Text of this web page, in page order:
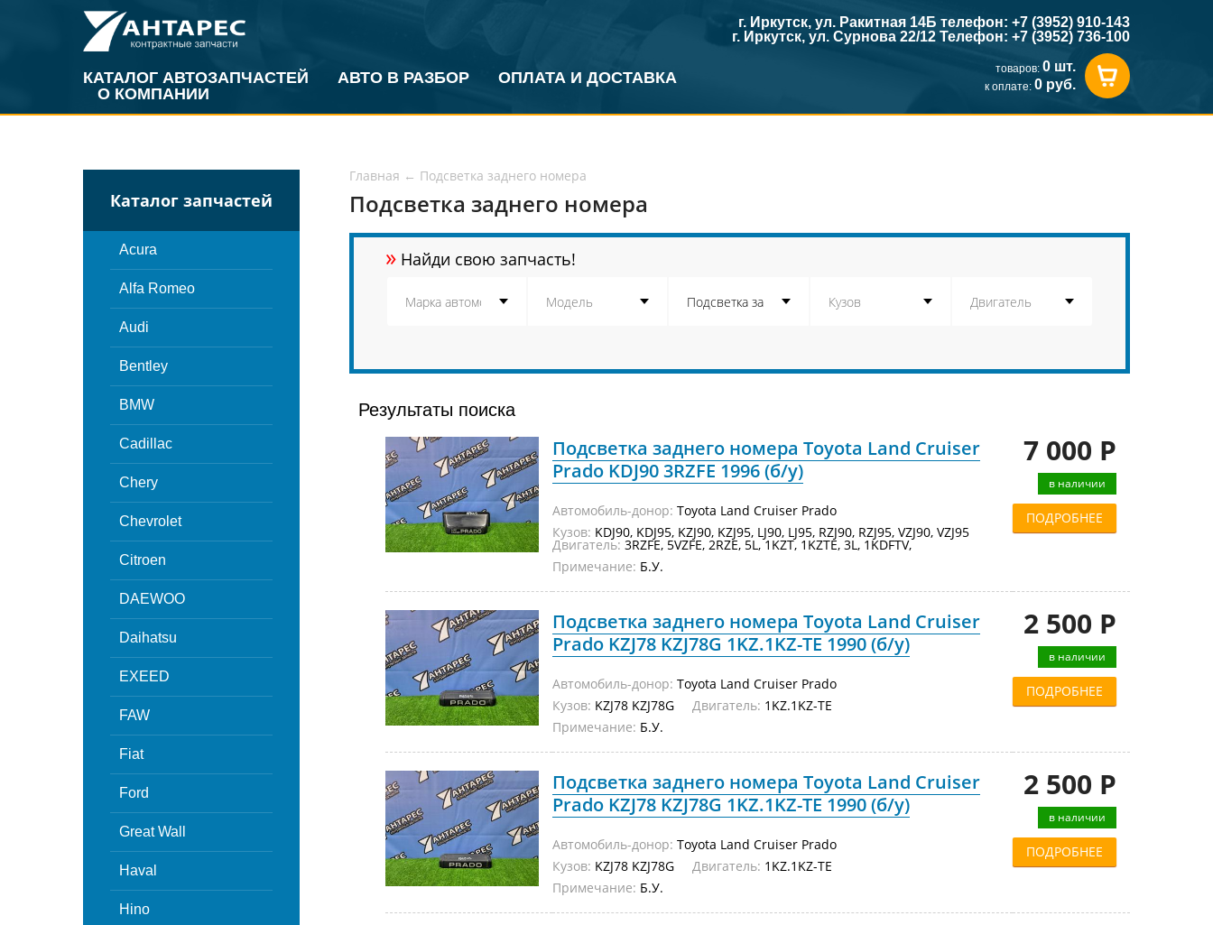
КАТАЛОГ АВТОЗАПЧАСТЕЙ АВТО В РАЗБОР
ОПЛАТА И ДОСТАВКА
О КОМПАНИИ
г. Иркутск, ул. Ракитная 14Б телефон: +7 (3952) 910-143
г. Иркутск, ул. Сурнова 22/12 Телефон: +7 (3952) 736-100
товаров: 0 шт.
к оплате: 0 руб.
Каталог запчастей
Acura
Alfa Romeo
Audi
Bentley
BMW
Cadillac
Chery
Chevrolet
Citroen
DAEWOO
Daihatsu
EXEED
FAW
Fiat
Ford
Great Wall
Haval
Hino
Главная ← Подсветка заднего номера
Подсветка заднего номера
» Найди свою запчасть!
Результаты поиска
Подсветка заднего номера Toyota Land Cruiser
Prado KDJ90 3RZFE 1996 (б/у)
Автомобиль-донор: Toyota Land Cruiser Prado
Кузов: KDJ90, KDJ95, KZJ90, KZJ95, LJ90, LJ95, RZJ90, RZJ95, VZJ90, VZJ95
Двигатель: 3RZFE, 5VZFE, 2RZE, 5L, 1KZT, 1KZTE, 3L, 1KDFTV,
Примечание: Б.У.
7 000 Р
в наличии
ПОДРОБНЕЕ
Подсветка заднего номера Toyota Land Cruiser
Prado KZJ78 KZJ78G 1KZ.1KZ-TE 1990 (б/у)
Автомобиль-донор: Toyota Land Cruiser Prado
Кузов: KZJ78 KZJ78G Двигатель: 1KZ.1KZ-TE
Примечание: Б.У.
2 500 Р
в наличии
ПОДРОБНЕЕ
Подсветка заднего номера Toyota Land Cruiser
Prado KZJ78 KZJ78G 1KZ.1KZ-TE 1990 (б/у)
Автомобиль-донор: Toyota Land Cruiser Prado
Кузов: KZJ78 KZJ78G Двигатель: 1KZ.1KZ-TE
Примечание: Б.У.
2 500 Р
в наличии
ПОДРОБНЕЕ